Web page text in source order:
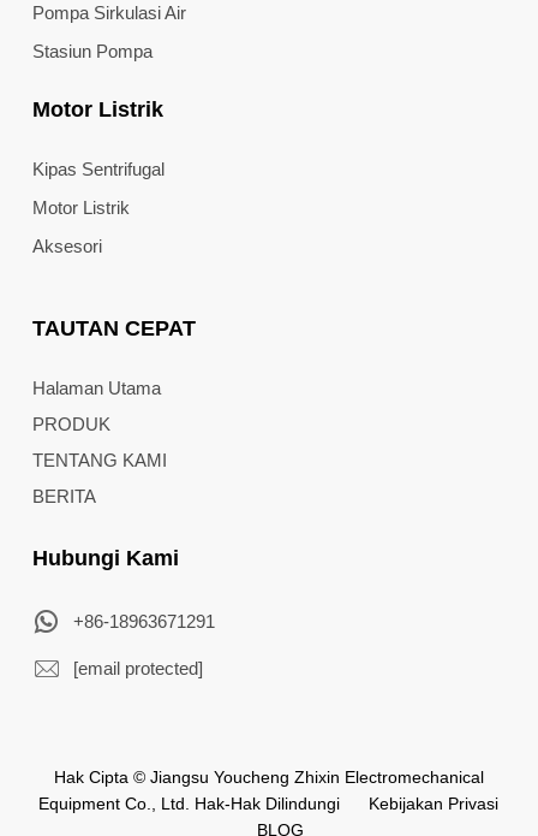
Pompa Sirkulasi Air
Stasiun Pompa
Motor Listrik
Kipas Sentrifugal
Motor Listrik
Aksesori
TAUTAN CEPAT
Halaman Utama
PRODUK
TENTANG KAMI
BERITA
Hubungi Kami
+86-18963671291
[email protected]
Hak Cipta © Jiangsu Youcheng Zhixin Electromechanical
Equipment Co., Ltd. Hak-Hak Dilindungi
Kebijakan Privasi
BLOG